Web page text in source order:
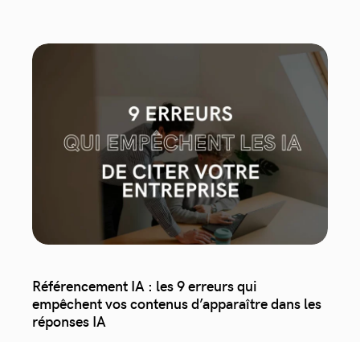
Référencement IA : les 9 erreurs qui
empêchent vos contenus d’apparaître dans les
réponses IA